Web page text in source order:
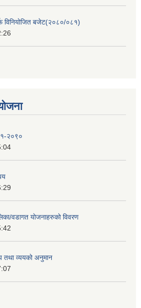
विनियोजित बजेट(२०८०/०८१)
२०९०
वडागत योजनाहरुको विवरण
व्ययको अनुमान